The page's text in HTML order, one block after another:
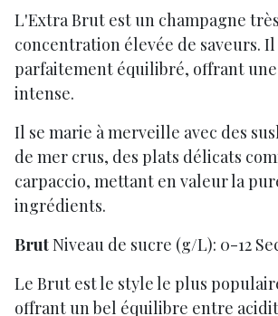
L'Extra Brut est un champagne
concentration élevée de saveurs.
parfaitement équilibré, offrant
intense.
Il se marie à merveille avec des
de mer crus, des plats délicats
carpaccio, mettant en valeur la
ingrédients.
BrutNiveau de sucre (g/L): 0-12
Le Brut est le style le plus
offrant un bel équilibre entre